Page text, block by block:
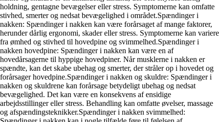
holdning, gentagne bevægelser eller stress. Symptomerne kan omfatte
stivhed, smerter og nedsat bevægelighed i området.Spændinger i
nakken: Spændinger i nakken kan være forårsaget af mange faktorer,
herunder dårlig ergonomi, skader eller stress. Symptomerne kan variere
fra ømhed og stivhed til hovedpine og svimmelhed.Spændinger i
nakken hovedpine: Spændinger i nakken kan være en af
hovedårsagerne til hyppige hovedpiner. Når musklerne i nakken er
spændte, kan det skabe ubehag og smerter, der stråler op i hovedet og
forårsager hovedpine.Spændinger i nakken og skuldre: Spændinger i
nakken og skuldrene kan forårsage betydeligt ubehag og nedsat
bevægelighed. Det kan være en konsekvens af ensidige
arbejdsstillinger eller stress. Behandling kan omfatte øvelser, massage
og afspændingsteknikker.Spændinger i nakken svimmelhed: